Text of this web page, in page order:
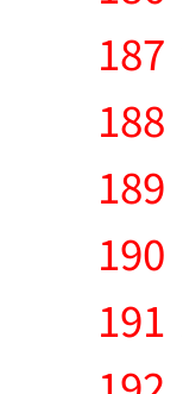
187
188
189
190
191